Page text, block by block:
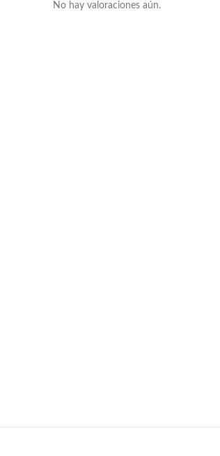
No hay valoraciones aún.